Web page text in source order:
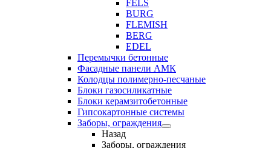
FELS
BURG
FLEMISH
BERG
EDEL
Перемычки бетонные
Фасадные панели АМК
Колодцы полимерно-песчаные
Блоки газосиликатные
Блоки керамзитобетонные
Гипсокартонные системы
Заборы, ограждения
Назад
Заборы, ограждения